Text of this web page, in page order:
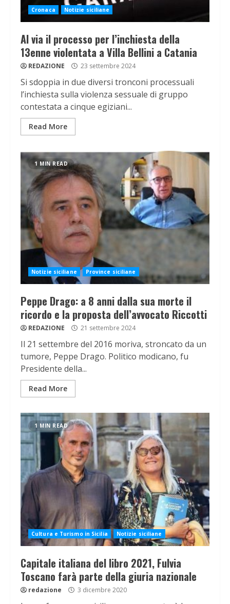
Cronaca Notizie siciliane
Al via il processo per l’inchiesta della
13enne violentata a Villa Bellini a Catania
REDAZIONE 23 settembre 2024
Si sdoppia in due diversi tronconi processuali
l’inchiesta sulla violenza sessuale di gruppo
contestata a cinque egiziani...
Read More
1 MIN READ
Notizie siciliane Province siciliane
Peppe Drago: a 8 anni dalla sua morte il
ricordo e la proposta dell’avvocato Riccotti
REDAZIONE 21 settembre 2024
Il 21 settembre del 2016 moriva, stroncato da un
tumore, Peppe Drago. Politico modicano, fu
Presidente della...
Read More
1 MIN READ
Cultura e Turismo in Sicilia Notizie siciliane
Capitale italiana del libro 2021, Fulvia
Toscano farà parte della giuria nazionale
redazione 3 dicembre 2020